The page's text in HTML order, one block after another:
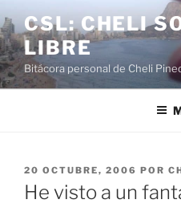
al
contenido
CSL: CHELI
LIBRE
Bitácora personal de Cheli
PUBLICADO
EL
20 OCTUBRE, 2006 POR
He visto a un